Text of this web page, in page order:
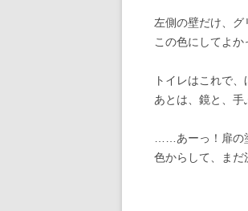
左側の壁だけ、
この色にしてよ
トイレはこれで、
あとは、鏡と、手
……あーっ！扉の
色からして、ま